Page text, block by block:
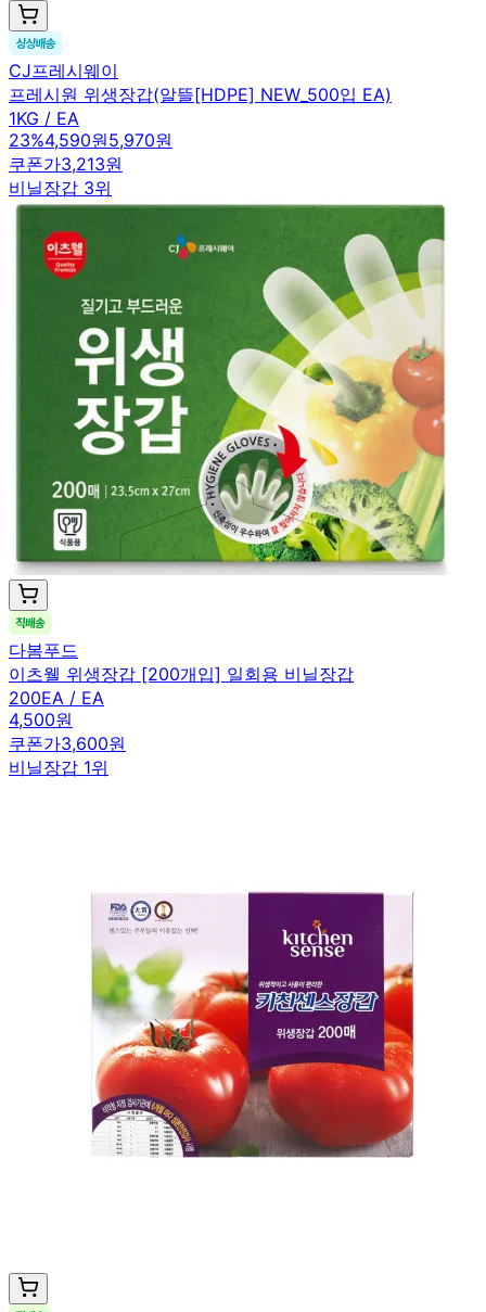
CJ프레시웨이
프레시원 위생장갑(알뜰[HDPE] NEW_500입 EA)
1KG / EA
23%4,590원5,970원
쿠폰가3,213원
비닐장갑 3위
다봄푸드
이츠웰 위생장갑 [200개입] 일회용 비닐장갑
200EA / EA
4,500원
쿠폰가3,600원
비닐장갑 1위